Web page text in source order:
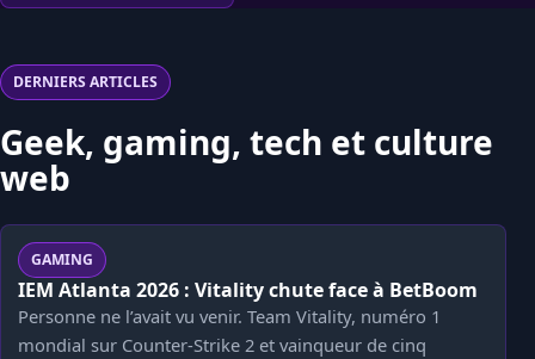
DERNIERS ARTICLES
Geek, gaming, tech et culture
web
GAMING
IEM Atlanta 2026 : Vitality chute face à BetBoom
Personne ne l’avait vu venir. Team Vitality, numéro 1
mondial sur Counter-Strike 2 et vainqueur de cinq